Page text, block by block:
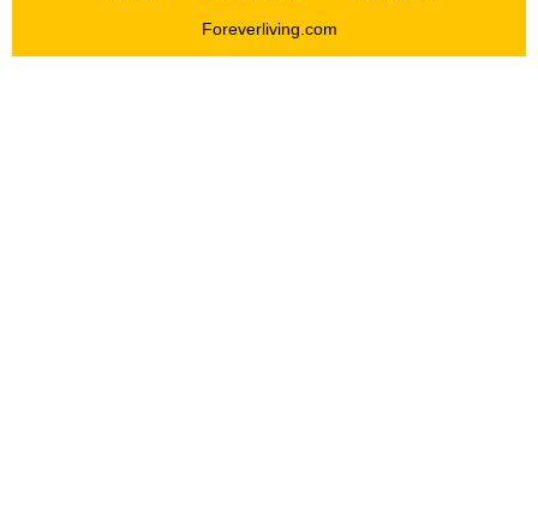
Foreverliving.com